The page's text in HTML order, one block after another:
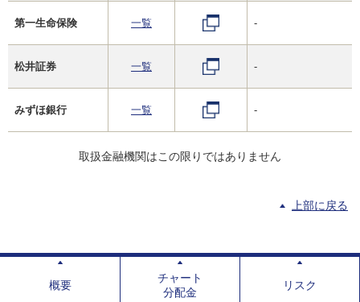
第一生命保険 一覧 -
松井証券 一覧 -
みずほ銀行 一覧 -
取扱金融機関はこの限りではありません
上部に戻る
概要
チャート
分配金
リスク